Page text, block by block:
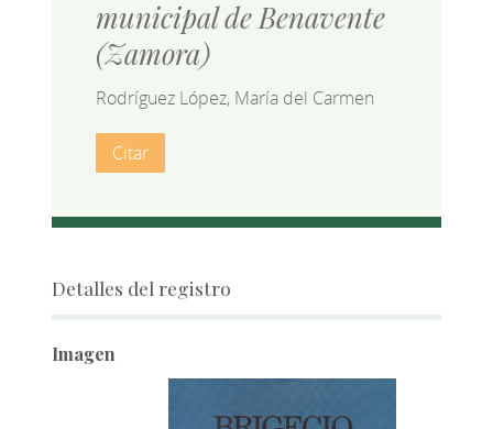
municipal de Benavente
(Zamora)
Rodríguez López, María del Carmen
Citar
Detalles del registro
Imagen